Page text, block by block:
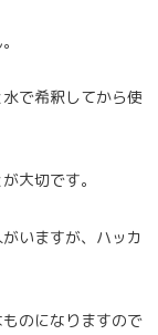
で希釈してから使
大切です。
いますが、ハッカ
のになりますので